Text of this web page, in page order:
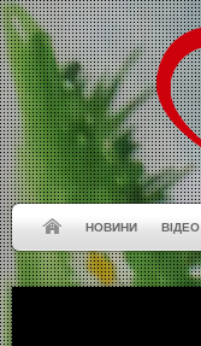
НОВИНИ ВІДЕО